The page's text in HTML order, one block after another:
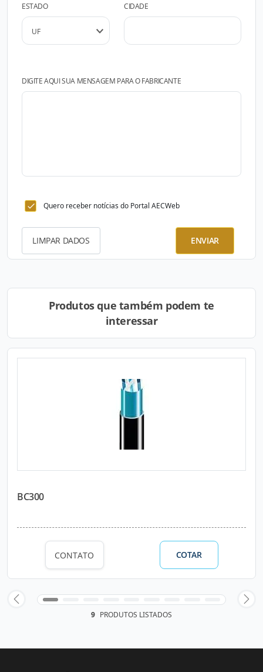
ESTADO CIDADE
DIGITE AQUI SUA MENSAGEM PARA O FABRICANTE
Quero receber notícias do Portal AECWeb
LIMPAR DADOS ENVIAR
Produtos que também podem te
interessar
BC300
CONTATO COTAR
9 PRODUTOS LISTADOS